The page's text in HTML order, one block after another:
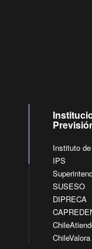
Instituto
IPS
SUSESO
DIPRECA
ChileValora